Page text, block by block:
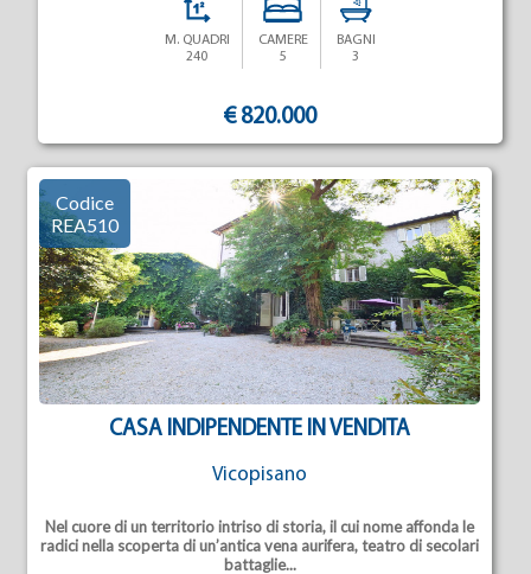
M. QUADRI
240
CAMERE
5
BAGNI
3
€ 820.000
CASA INDIPENDENTE IN VENDITA
Vicopisano
Codice
REA510
Nel cuore di un territorio intriso di storia, il cui nome affonda le
radici nella scoperta di un’antica vena aurifera, teatro di secolari
battaglie...